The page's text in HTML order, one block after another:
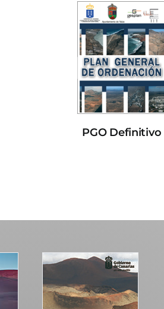
PGO Definitivo